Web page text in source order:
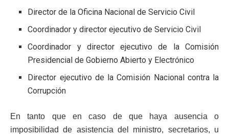
Director de la Oficina Nacional de Servicio Civil
Coordinador y director ejecutivo de Servicio Civil
Coordinador y director ejecutivo de la Comisión
Presidencial de Gobierno Abierto y Electrónico
Director ejecutivo de la Comisión Nacional contra la
Corrupción
En tanto que en caso de que haya ausencia o
imposibilidad de asistencia del ministro, secretarios, u